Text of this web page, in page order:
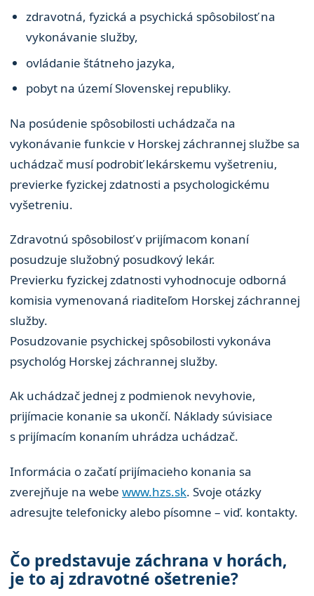
zdravotná, fyzická a psychická spôsobilosť na
vykonávanie služby,
ovládanie štátneho jazyka,
pobyt na území Slovenskej republiky.
Na posúdenie spôsobilosti uchádzača na
vykonávanie funkcie v Horskej záchrannej službe sa
uchádzač musí podrobiť lekárskemu vyšetreniu,
previerke fyzickej zdatnosti a psychologickému
vyšetreniu.
Zdravotnú spôsobilosť v prijímacom konaní
posudzuje služobný posudkový lekár.
Previerku fyzickej zdatnosti vyhodnocuje odborná
komisia vymenovaná riaditeľom Horskej záchrannej
služby.
Posudzovanie psychickej spôsobilosti vykonáva
psychológ Horskej záchrannej služby.
Ak uchádzač jednej z podmienok nevyhovie,
prijímacie konanie sa ukončí. Náklady súvisiace
s prijímacím konaním uhrádza uchádzač.
Informácia o začatí prijímacieho konania sa
zverejňuje na webe www.hzs.sk. Svoje otázky
adresujte telefonicky alebo písomne – viď. kontakty.
Čo predstavuje záchrana v horách,
je to aj zdravotné ošetrenie?